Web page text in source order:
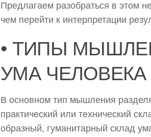
Предлагаем разобраться в этом
чем перейти к интерпретации
• ТИПЫ
УМА ЧЕЛОВЕКА
В основном тип мышления
практический или технический
образный, гуманитарный склад